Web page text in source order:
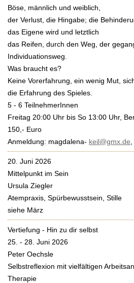
Böse, männlich und weiblich,
der Verlust, die Hingabe; die
das Eigene wird und letztlich
das Reifen, durch den Weg, der
Individuationsweg.
Was braucht es?
Keine Vorerfahrung, ein wenig Mut,
die Erfahrung des Spieles.
5 - 6 TeilnehmerInnen
Freitag 20:00 Uhr bis So 13:00 Uhr,
150,- Euro
Anmeldung: magdalena- keil@gmx.de
20. Juni 2026
Mittelpunkt im Sein
Ursula Ziegler
Atempraxis, Spürbewusstsein, Stille
siehe März
Vertiefung - Hin zu dir selbst
25. - 28. Juni 2026
Peter Oechsle
Selbstreflexion mit vielfältigen
Therapie